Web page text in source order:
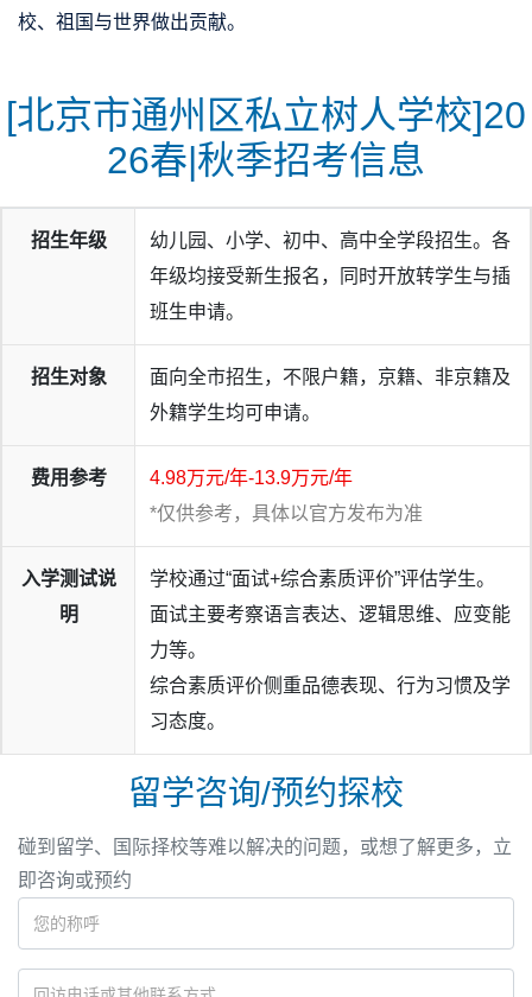
校、祖国与世界做出贡献。
[北京市通州区私立树人学校]20
26春|秋季招考信息
招生年级
幼儿园、小学、初中、高中全学段招生。各
年级均接受新生报名，同时开放转学生与插
班生申请。
招生对象
面向全市招生，不限户籍，京籍、非京籍及
外籍学生均可申请。
费用参考
4.98万元/年-13.9万元/年
*仅供参考，具体以官方发布为准
入学测试说
明
学校通过“面试+综合素质评价”评估学生。
面试主要考察语言表达、逻辑思维、应变能
力等。
综合素质评价侧重品德表现、行为习惯及学
习态度。
留学咨询/预约探校
碰到留学、国际择校等难以解决的问题，或想了解更多，立
即咨询或预约